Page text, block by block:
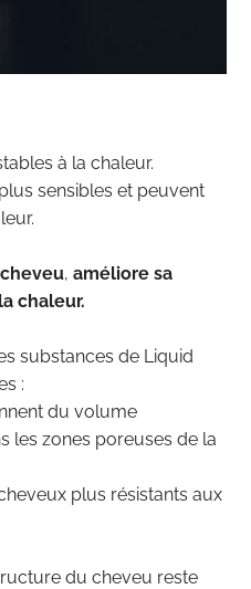
à la chaleur.
sensibles et peuvent
, améliore sa
chaleur.
substances de Liquid
:
du volume
les zones poreuses de la
plus résistants aux
du cheveu reste